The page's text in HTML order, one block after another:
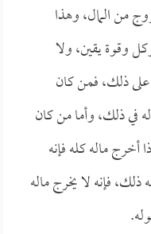
من المال، وهذا
وقوة يقين، ولا
على ذلك، فمن كان
ذلك، وأما من كان
أخرج ماله كله فإنه
فإنه لا يخرج ماله